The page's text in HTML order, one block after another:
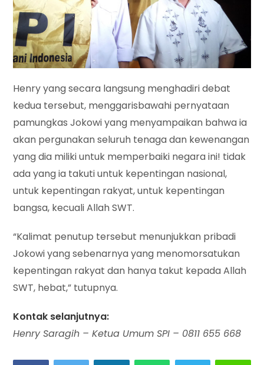
Henry yang secara langsung menghadiri debat
kedua tersebut, menggarisbawahi pernyataan
pamungkas Jokowi yang menyampaikan bahwa ia
akan pergunakan seluruh tenaga dan kewenangan
yang dia miliki untuk memperbaiki negara ini! tidak
ada yang ia takuti untuk kepentingan nasional,
untuk kepentingan rakyat, untuk kepentingan
bangsa, kecuali Allah SWT.
“Kalimat penutup tersebut menunjukkan pribadi
Jokowi yang sebenarnya yang menomorsatukan
kepentingan rakyat dan hanya takut kepada Allah
SWT, hebat,” tutupnya.
Kontak selanjutnya:
Henry Saragih – Ketua Umum SPI – 0811 655 668